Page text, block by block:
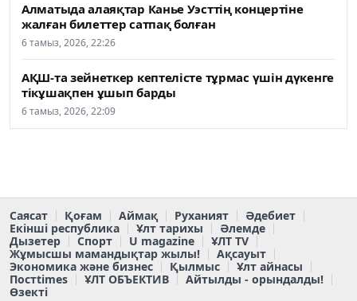
Алматыда алаяқтар Канье Уэсттің концертіне
жалған билеттер сатпақ болған
6 тамыз, 2026, 22:26
АҚШ-та зейнеткер кептелісте тұрмас үшін дүкенге
тікұшақпен ұшып барды
6 тамыз, 2026, 22:09
Саясат Қоғам Аймақ Руханият
Әдебиет
Екінші республика
Ұлт тарихы
Әлемде
Дызетер
Спорт U magazine
ҰЛТ TV
Жұмысшы мамандықтар жылы!
Ақсауыт
Экономика және бизнес
Қылмыс
Ұлт айнасы
Постtimes
ҰЛТ ОБЪЕКТИВ
Айтылды - орындалды!
Өзекті